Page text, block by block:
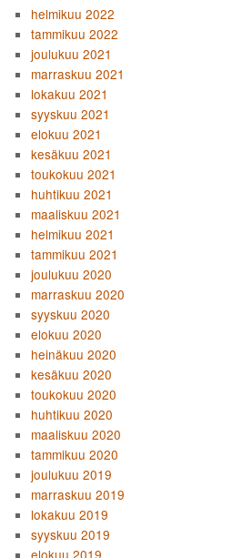
helmikuu 2022
tammikuu 2022
joulukuu 2021
marraskuu 2021
lokakuu 2021
syyskuu 2021
elokuu 2021
kesäkuu 2021
toukokuu 2021
huhtikuu 2021
maaliskuu 2021
helmikuu 2021
tammikuu 2021
joulukuu 2020
marraskuu 2020
syyskuu 2020
elokuu 2020
heinäkuu 2020
kesäkuu 2020
toukokuu 2020
huhtikuu 2020
maaliskuu 2020
tammikuu 2020
joulukuu 2019
marraskuu 2019
lokakuu 2019
syyskuu 2019